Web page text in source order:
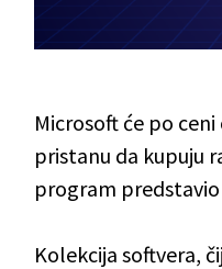
Microsoft će po
pristanu da kupuju
program
Kolekcija softvera,